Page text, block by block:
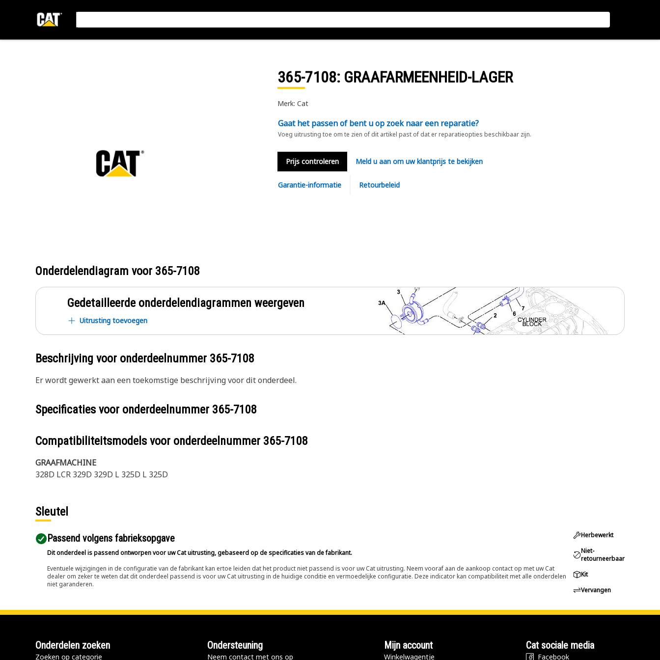
365-7108: GRAAFARMEENHEID-LAGER
Merk: Cat
Gaat het passen of bent u op zoek naar een reparatie?
Voeg uitrusting toe om te zien of dit artikel past of dat er reparatieopties beschikbaar zijn.
Prijs controleren Meld u aan om uw klantprijs te bekijken
Garantie-informatie Retourbeleid
Onderdelendiagram voor 365-7108
Gedetailleerde onderdelendiagrammen weergeven
Uitrusting toevoegen
Beschrijving voor onderdeelnummer 365-7108
Er wordt gewerkt aan een toekomstige beschrijving voor dit onderdeel.
Specificaties voor onderdeelnummer 365-7108
Compatibiliteitsmodels voor onderdeelnummer 365-7108
GRAAFMACHINE
328D LCR 329D 329D L 325D L 325D
Sleutel
Passend volgens fabrieksopgave
Dit onderdeel is passend ontworpen voor uw Cat uitrusting, gebaseerd op de specificaties van de fabrikant.
Eventuele wijzigingen in de configuratie van de fabrikant kan ertoe leiden dat het product niet passend is voor uw Cat uitrusting. Neem vooraf aan de aankoop contact op met uw Cat
dealer om zeker te weten dat dit onderdeel passend is voor uw Cat uitrusting in de huidige conditie en vermoedelijke configuratie. Deze indicator kan compatibiliteit met alle onderdelen
niet garanderen.
Herbewerkt
Niet-
retourneerbaar
Kit
Vervangen
Onderdelen zoeken
Zoeken op categorie
Ondersteuning
Neem contact met ons op
Mijn account
Winkelwagentje
Cat sociale media
Facebook